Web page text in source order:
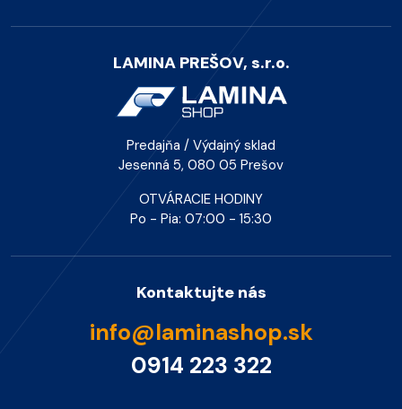
LAMINA PREŠOV, s.r.o.
Predajňa / Výdajný sklad
Jesenná 5, 080 05 Prešov
OTVÁRACIE HODINY
Po - Pia: 07:00 - 15:30
Kontaktujte nás
info@laminashop.sk
0914 223 322